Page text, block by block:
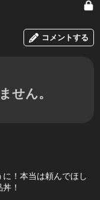
コメントする
せん。
！本当は頼んでほし
！